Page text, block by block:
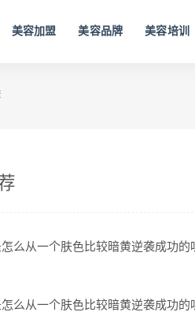
美容加盟 美容品牌 美容培训
么从一个肤色比较暗黄逆袭成功的
么从一个肤色比较暗黄逆袭成功的